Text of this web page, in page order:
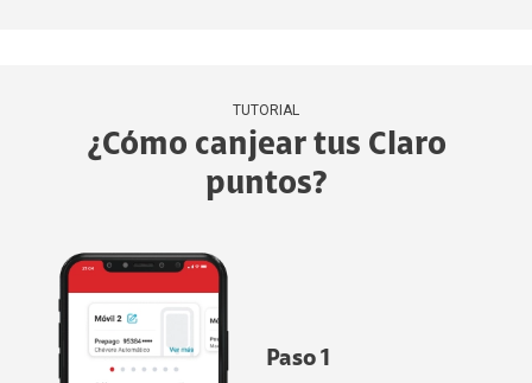
TUTORIAL
¿Cómo canjear tus Claro
puntos?
Paso 1